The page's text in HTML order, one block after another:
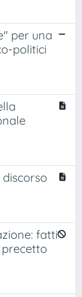
per una
politici
fatti